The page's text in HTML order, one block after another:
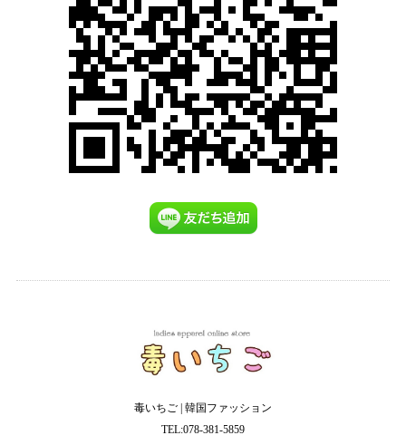
毒いちご | 韓国ファッション
TEL:078-381-5859